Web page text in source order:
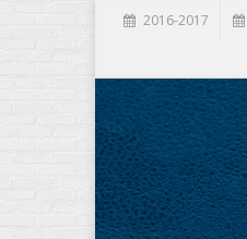
2016-2017